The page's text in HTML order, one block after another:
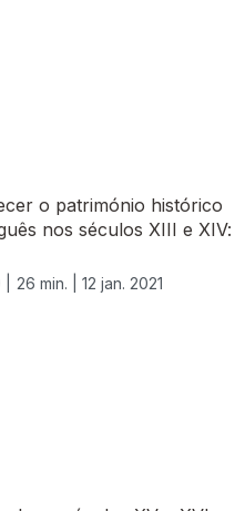
o património histórico
nos séculos XIII e XIV:
26 min. | 12 jan. 2021